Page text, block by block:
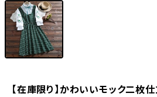
【在庫限り】かわいいモック二枚